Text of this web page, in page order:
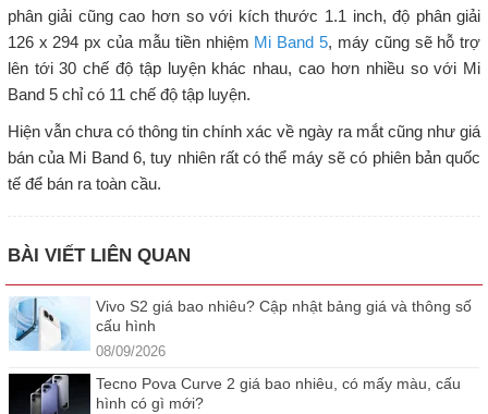
phân giải cũng cao hơn so với kích thước 1.1 inch, độ phân giải
126 x 294 px của mẫu tiền nhiệm Mi Band 5, máy cũng sẽ hỗ trợ
lên tới 30 chế độ tập luyện khác nhau, cao hơn nhiều so với Mi
Band 5 chỉ có 11 chế độ tập luyện.
Hiện vẫn chưa có thông tin chính xác về ngày ra mắt cũng như giá
bán của Mi Band 6, tuy nhiên rất có thể máy sẽ có phiên bản quốc
tế để bán ra toàn cầu.
BÀI VIẾT LIÊN QUAN
Vivo S2 giá bao nhiêu? Cập nhật bảng giá và thông số
cấu hình
08/09/2026
Tecno Pova Curve 2 giá bao nhiêu, có mấy màu, cấu
hình có gì mới?